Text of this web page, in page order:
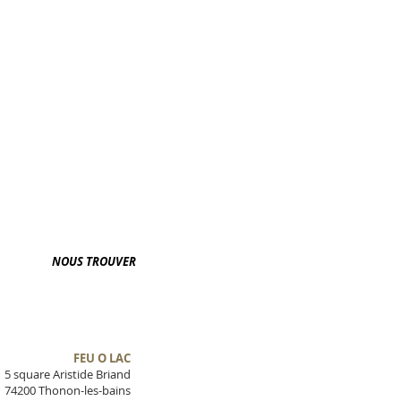
NOUS TROUVER
FEU O LAC
5 square Aristide Briand
74200 Thonon-les-bains